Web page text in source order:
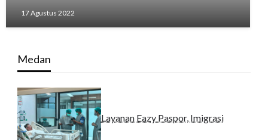
17 Agustus 2022
Medan
Layanan Eazy Paspor, Imigrasi